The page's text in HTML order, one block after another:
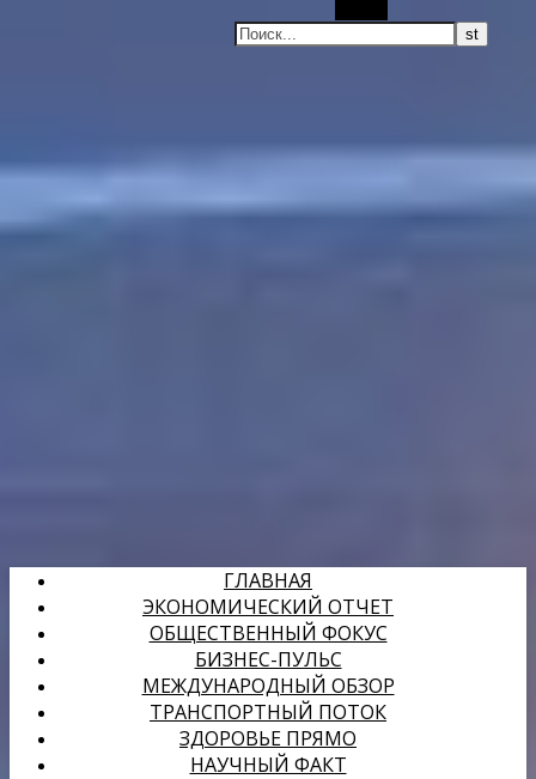
ГЛАВНАЯ
ЭКОНОМИЧЕСКИЙ ОТЧЕТ
ОБЩЕСТВЕННЫЙ ФОКУС
БИЗНЕС-ПУЛЬС
МЕЖДУНАРОДНЫЙ ОБЗОР
ТРАНСПОРТНЫЙ ПОТОК
ЗДОРОВЬЕ ПРЯМО
НАУЧНЫЙ ФАКТ